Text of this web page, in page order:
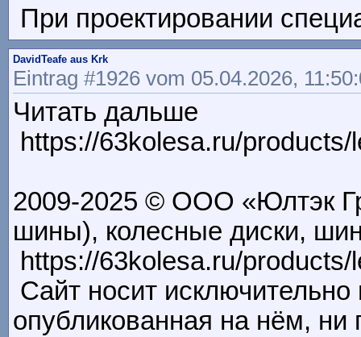
При проектировании
DavidTeafe aus Krk
Eintrag #1926 vom 05.04.2026,
Читать дальше
https://63kolesa.ru/
2009-2025 © ООО «Юлтэк
шины), колесные диски,
https://63kolesa.ru/
Сайт носит
опубликованная на нём, ни